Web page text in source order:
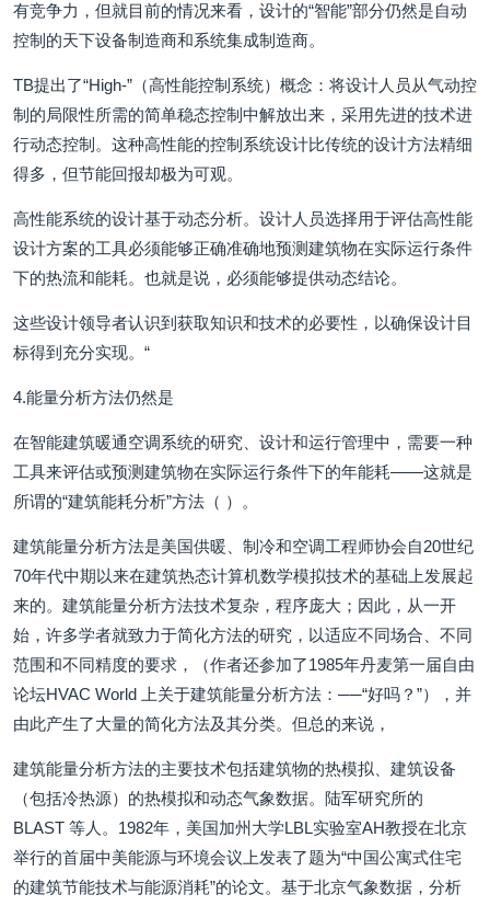
有竞争力，但就目前的情况来看，设计的“智能”部分仍然是自动
控制的天下设备制造商和系统集成制造商。
TB提出了“High-”（高性能控制系统）概念：将设计人员从气动控
制的局限性所需的简单稳态控制中解放出来，采用先进的技术进
行动态控制。这种高性能的控制系统设计比传统的设计方法精细
得多，但节能回报却极为可观。
高性能系统的设计基于动态分析。设计人员选择用于评估高性能
设计方案的工具必须能够正确准确地预测建筑物在实际运行条件
下的热流和能耗。也就是说，必须能够提供动态结论。
这些设计领导者认识到获取知识和技术的必要性，以确保设计目
标得到充分实现。“
4.能量分析方法仍然是
在智能建筑暖通空调系统的研究、设计和运行管理中，需要一种
工具来评估或预测建筑物在实际运行条件下的年能耗——这就是
所谓的“建筑能耗分析”方法（ ）。
建筑能量分析方法是美国供暖、制冷和空调工程师协会自20世纪
70年代中期以来在建筑热态计算机数学模拟技术的基础上发展起
来的。建筑能量分析方法技术复杂，程序庞大；因此，从一开
始，许多学者就致力于简化方法的研究，以适应不同场合、不同
范围和不同精度的要求，（作者还参加了1985年丹麦第一届自由
论坛HVAC World 上关于建筑能量分析方法：──“好吗？”），并
由此产生了大量的简化方法及其分类。但总的来说，
建筑能量分析方法的主要技术包括建筑物的热模拟、建筑设备
（包括冷热源）的热模拟和动态气象数据。陆军研究所的
BLAST 等人。1982年，美国加州大学LBL实验室AH教授在北京
举行的首届中美能源与环境会议上发表了题为“中国公寓式住宅
的建筑节能技术与能源消耗”的论文。基于北京气象数据，分析